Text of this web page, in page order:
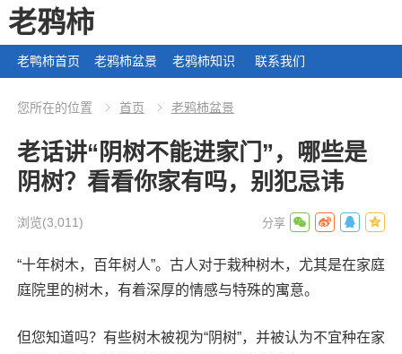
老鸦柿
老鸭柿首页 老鸦柿盆景 老鸦柿知识 联系我们
您所在的位置 首页 老鸦柿盆景
老话讲“阴树不能进家门”，哪些是
阴树？看看你家有吗，别犯忌讳
浏览(3,011)
“十年树木，百年树人”。古人对于栽种树木，尤其是在家庭
庭院里的树木，有着深厚的情感与特殊的寓意。
但您知道吗？有些树木被视为“阴树”，并被认为不宜种在家